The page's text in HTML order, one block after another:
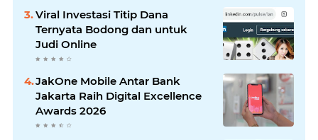
Viral Investasi Titip Dana
Ternyata Bodong dan untuk
Judi Online
JakOne Mobile Antar Bank
Jakarta Raih Digital Excellence
Awards 2026